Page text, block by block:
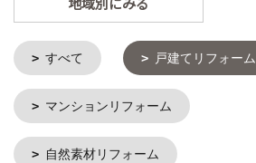
すべて 戸建てリフォーム
マンションリフォーム
自然素材リフォーム